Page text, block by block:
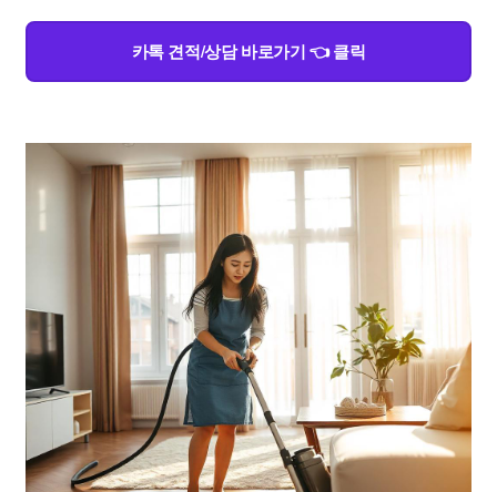
카톡 견적/상담 바로가기 👈 클릭